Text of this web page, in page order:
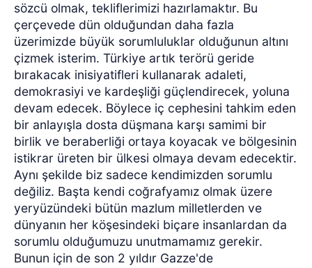
sözcü olmak, tekliflerimizi hazırlamaktır. Bu
çerçevede dün olduğundan daha fazla
üzerimizde büyük sorumluluklar olduğunun altını
çizmek isterim. Türkiye artık terörü geride
bırakacak inisiyatifleri kullanarak adaleti,
demokrasiyi ve kardeşliği güçlendirecek, yoluna
devam edecek. Böylece iç cephesini tahkim eden
bir anlayışla dosta düşmana karşı samimi bir
birlik ve beraberliği ortaya koyacak ve bölgesinin
istikrar üreten bir ülkesi olmaya devam edecektir.
Aynı şekilde biz sadece kendimizden sorumlu
değiliz. Başta kendi coğrafyamız olmak üzere
yeryüzündeki bütün mazlum milletlerden ve
dünyanın her köşesindeki biçare insanlardan da
sorumlu olduğumuzu unutmamamız gerekir.
Bunun için de son 2 yıldır Gazze'de